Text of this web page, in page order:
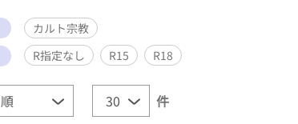
カルト宗教
R指定なし R15 R18
件